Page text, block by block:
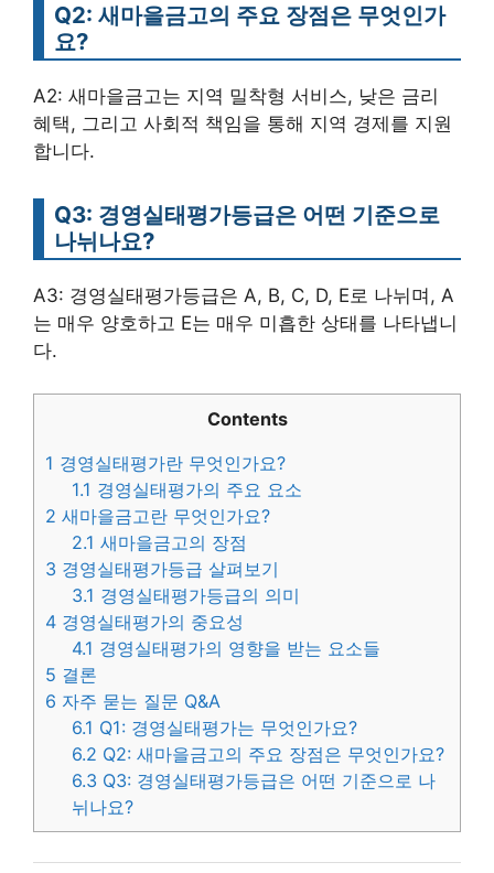
Q2: 새마을금고의 주요 장점은 무엇인가
요?
A2: 새마을금고는 지역 밀착형 서비스, 낮은 금리
혜택, 그리고 사회적 책임을 통해 지역 경제를 지원
합니다.
Q3: 경영실태평가등급은 어떤 기준으로
나뉘나요?
A3: 경영실태평가등급은 A, B, C, D, E로 나뉘며, A
는 매우 양호하고 E는 매우 미흡한 상태를 나타냅니
다.
Contents
1 경영실태평가란 무엇인가요?
1.1 경영실태평가의 주요 요소
2 새마을금고란 무엇인가요?
2.1 새마을금고의 장점
3 경영실태평가등급 살펴보기
3.1 경영실태평가등급의 의미
4 경영실태평가의 중요성
4.1 경영실태평가의 영향을 받는 요소들
5 결론
6 자주 묻는 질문 Q&A
6.1 Q1: 경영실태평가는 무엇인가요?
6.2 Q2: 새마을금고의 주요 장점은 무엇인가요?
6.3 Q3: 경영실태평가등급은 어떤 기준으로 나
뉘나요?